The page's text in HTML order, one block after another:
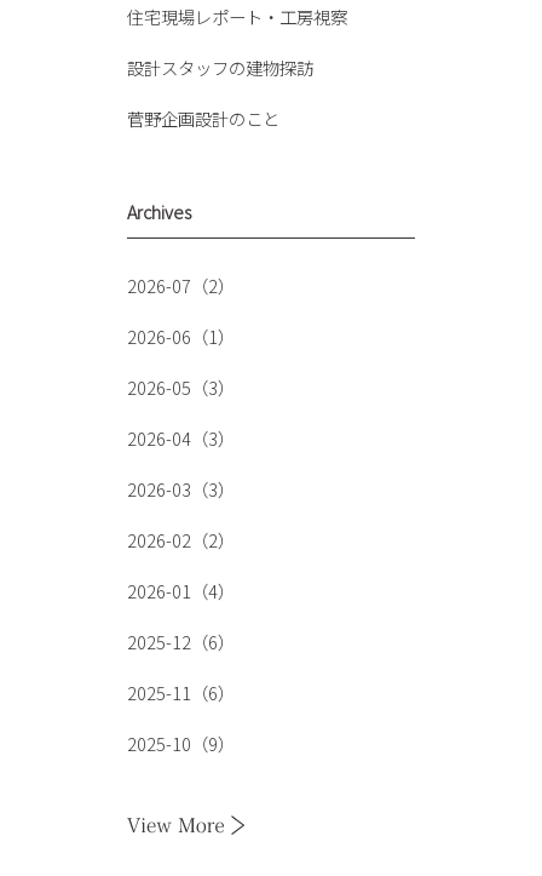
住宅現場レポート・工房視察
設計スタッフの建物探訪
菅野企画設計のこと
Archives
2026-07（2）
2026-06（1）
2026-05（3）
2026-04（3）
2026-03（3）
2026-02（2）
2026-01（4）
2025-12（6）
2025-11（6）
2025-10（9）